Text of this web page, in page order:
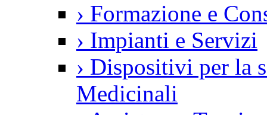
› Formazione e
› Impianti e Servizi
› Dispositivi per la
Medicinali